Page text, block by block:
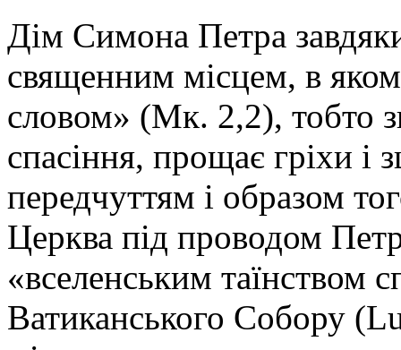
Дім Симона Петра
священним місцем, в
словом» (Мк. 2,2), тобто
спасіння, прощає гріхи і
передчуттям і образом
Церква під проводом
«вселенським таїнством
Ватиканського Собору